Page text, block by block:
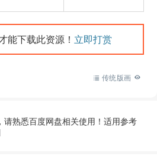
能下载此资源！ 立即打赏
传统版画
请熟悉百度网盘相关使用！适用参考